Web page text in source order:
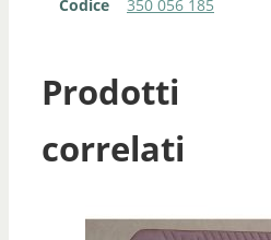
Codice 350 056 185
Prodotti
correlati